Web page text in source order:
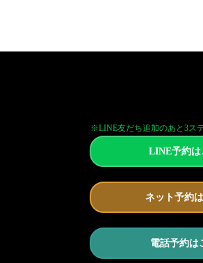
※LINE友だち追加のあと3ス
LINE予約は
ネット予約
電話予約は